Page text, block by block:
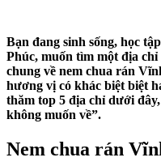
Bạn đang sinh sống, học
Phúc, muốn tìm một địa
chung về nem chua rán
hương vị có khác biệt biệt
thăm top 5 địa chỉ dưới
không muốn về”.
Nem chua rán